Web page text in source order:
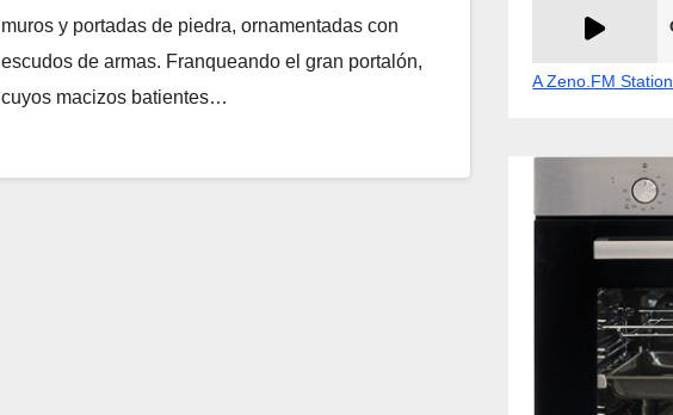
muros y portadas de piedra, ornamentadas con
escudos de armas. Franqueando el gran portalón,
cuyos macizos batientes…
A Zeno.FM Station